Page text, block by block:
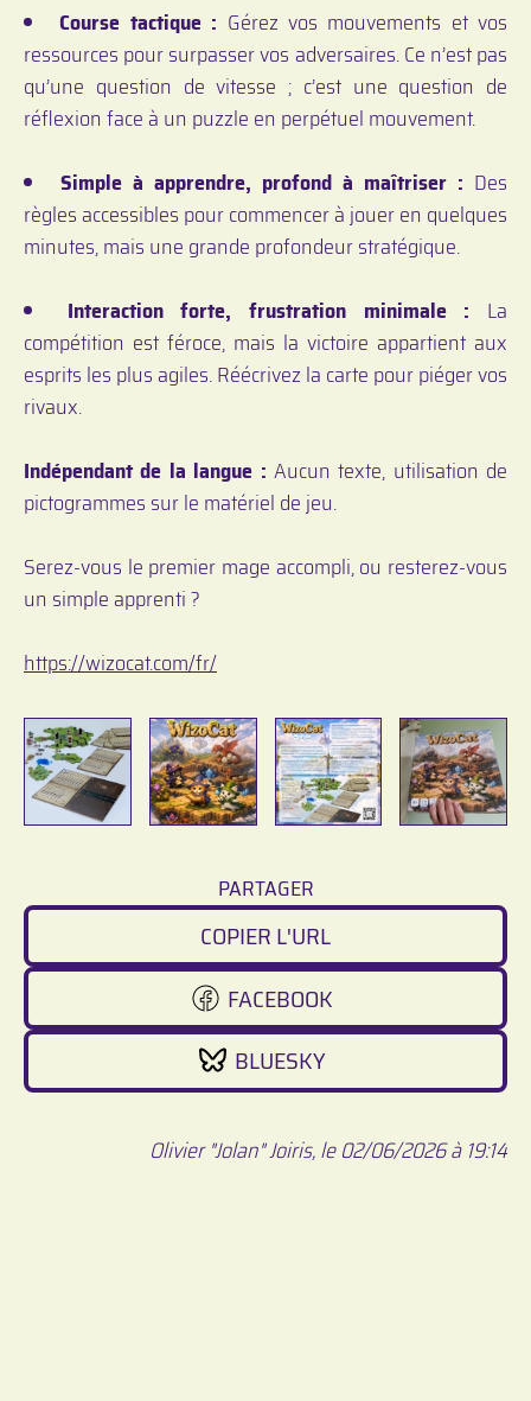
Course tactique : Gérez vos mouvements et vos
ressources pour surpasser vos adversaires. Ce n’est pas
qu’une question de vitesse ; c’est une question de
réflexion face à un puzzle en perpétuel mouvement.
Simple à apprendre, profond à maîtriser : Des
règles accessibles pour commencer à jouer en quelques
minutes, mais une grande profondeur stratégique.
Interaction forte, frustration minimale : La
compétition est féroce, mais la victoire appartient aux
esprits les plus agiles. Réécrivez la carte pour piéger vos
rivaux.
Indépendant de la langue : Aucun texte, utilisation de
pictogrammes sur le matériel de jeu.
Serez-vous le premier mage accompli, ou resterez-vous
un simple apprenti ?
https://wizocat.com/fr/
PARTAGER
COPIER L'URL
FACEBOOK
BLUESKY
Olivier "Jolan" Joiris, le 02/06/2026 à 19:14